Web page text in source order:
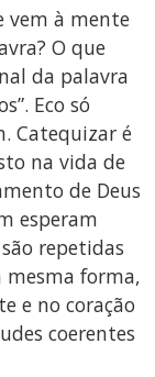
vem à mente
O que
da palavra
Eco só
Catequizar é
na vida de
de Deus
esperam
repetidas
mesma forma,
e no coração
coerentes